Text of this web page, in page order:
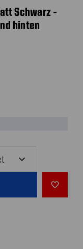
Schwarz -
hinten
favorite_outline